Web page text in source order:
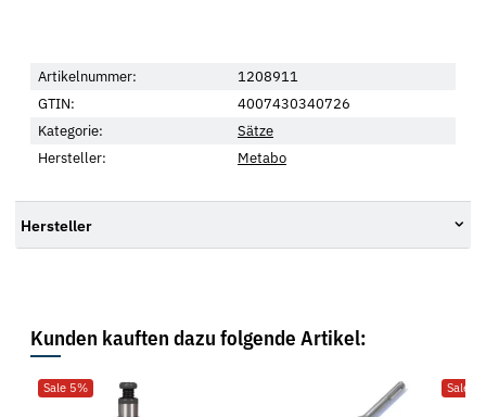
Artikelnummer:
1208911
GTIN:
4007430340726
Kategorie:
Sätze
Hersteller:
Metabo
Hersteller
Kunden kauften dazu folgende Artikel:
Sale 5% Sale